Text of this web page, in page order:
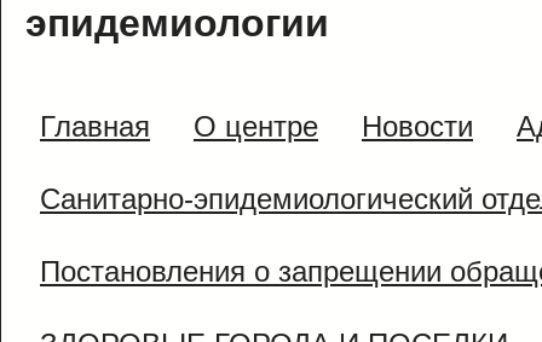
эпидемиологии
Главная О центре Новости
Санитарно-эпидемиологический
Постановления о запрещении